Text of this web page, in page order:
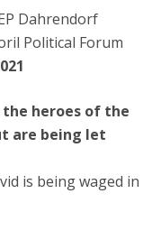
Dahrendorf
Political Forum
heroes of the
are being let
is being waged in